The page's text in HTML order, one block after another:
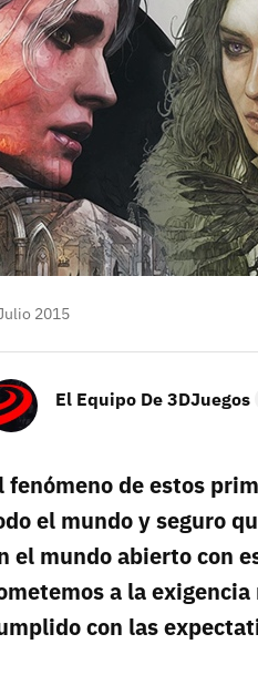
2015
El Equipo De 3DJuegos
fenómeno de estos
el mundo y seguro
el mundo abierto con
a la
con las